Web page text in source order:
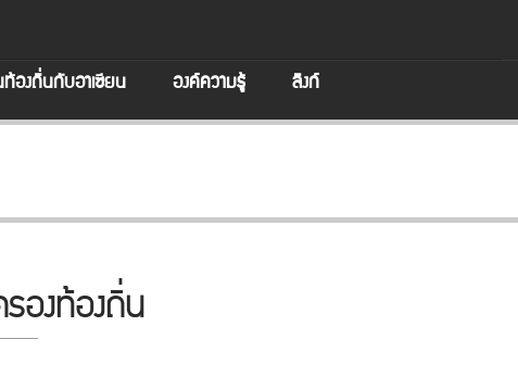
องถิ่นกับอาเซียน องค์ความรู้ ลิงก์
องท้องถิ่น